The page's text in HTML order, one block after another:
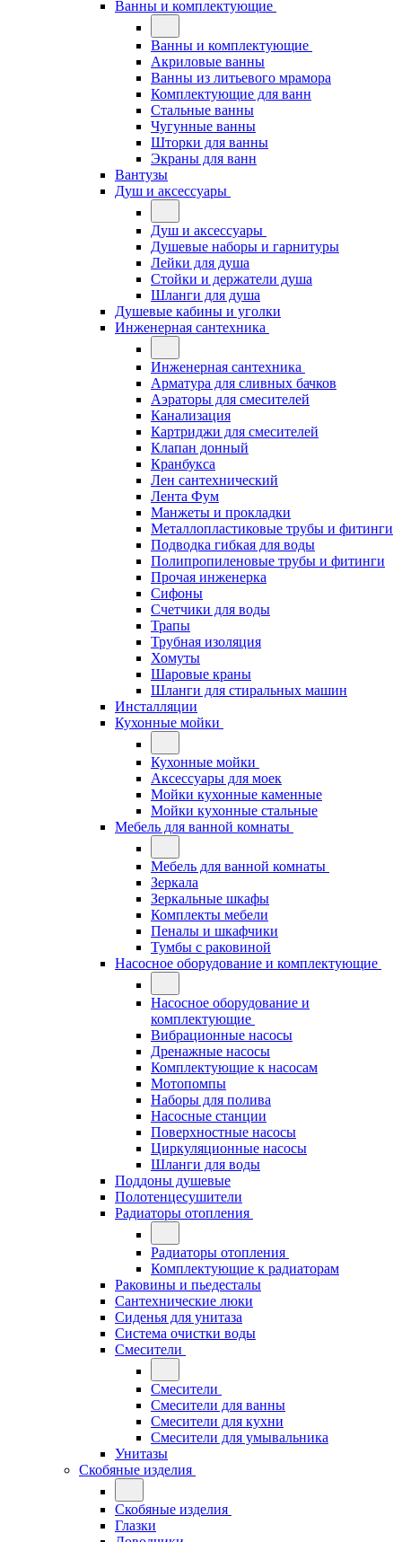
Ванны и комплектующие
Ванны и комплектующие
Акриловые ванны
Ванны из литьевого мрамора
Комплектующие для ванн
Стальные ванны
Чугунные ванны
Шторки для ванны
Экраны для ванн
Вантузы
Душ и аксессуары
Душ и аксессуары
Душевые наборы и гарнитуры
Лейки для душа
Стойки и держатели душа
Шланги для душа
Душевые кабины и уголки
Инженерная сантехника
Инженерная сантехника
Арматура для сливных бачков
Аэраторы для смесителей
Канализация
Картриджи для смесителей
Клапан донный
Кранбукса
Лен сантехнический
Лента Фум
Манжеты и прокладки
Металлопластиковые трубы и фитинги
Подводка гибкая для воды
Полипропиленовые трубы и фитинги
Прочая инженерка
Сифоны
Счетчики для воды
Трапы
Трубная изоляция
Хомуты
Шаровые краны
Шланги для стиральных машин
Инсталляции
Кухонные мойки
Кухонные мойки
Аксессуары для моек
Мойки кухонные каменные
Мойки кухонные стальные
Мебель для ванной комнаты
Мебель для ванной комнаты
Зеркала
Зеркальные шкафы
Комплекты мебели
Пеналы и шкафчики
Тумбы с раковиной
Насосное оборудование и комплектующие
Насосное оборудование и
комплектующие
Вибрационные насосы
Дренажные насосы
Комплектующие к насосам
Мотопомпы
Наборы для полива
Насосные станции
Поверхностные насосы
Циркуляционные насосы
Шланги для воды
Поддоны душевые
Полотенцесушители
Радиаторы отопления
Радиаторы отопления
Комплектующие к радиаторам
Раковины и пьедесталы
Сантехнические люки
Сиденья для унитаза
Система очистки воды
Смесители
Смесители
Смесители для ванны
Смесители для кухни
Смесители для умывальника
Унитазы
Скобяные изделия
Скобяные изделия
Глазки